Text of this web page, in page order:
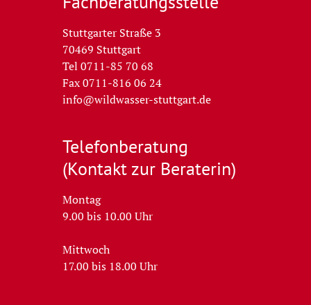
Stuttgarter Straße 3
70469 Stuttgart
Tel 0711-85 70 68
Fax 0711-816 06 24
info@wildwasser-stuttgart.de
Telefon­beratung
(Kontakt zur Beraterin)
Montag
9.00 bis 10.00 Uhr
Mittwoch
17.00 bis 18.00 Uhr